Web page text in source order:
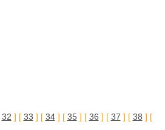
32 ] [ 33 ] [ 34] [ 35] [ 36 ] [ 37 ] [ 38 ] [